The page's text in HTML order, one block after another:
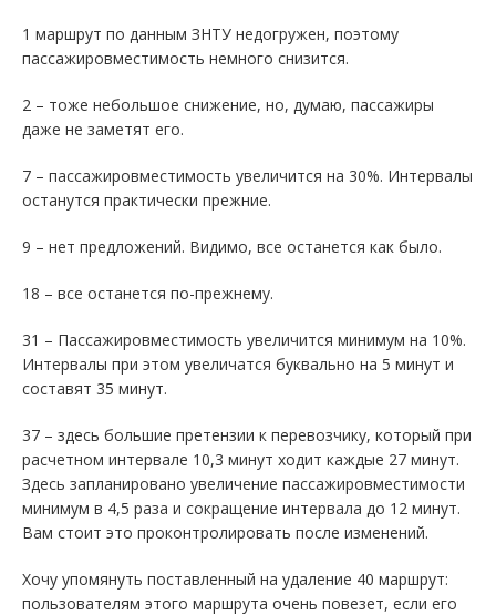
1 маршрут по данным ЗНТУ недогружен, поэтому
пассажировместимость немного снизится.
2 – тоже небольшое снижение, но, думаю, пассажиры
даже не заметят его.
7 – пассажировместимость увеличится на 30%. Интервалы
останутся практически прежние.
9 – нет предложений. Видимо, все останется как было.
18 – все останется по-прежнему.
31 – Пассажировместимость увеличится минимум на 10%.
Интервалы при этом увеличатся буквально на 5 минут и
составят 35 минут.
37 – здесь большие претензии к перевозчику, который при
расчетном интервале 10,3 минут ходит каждые 27 минут.
Здесь запланировано увеличение пассажировместимости
минимум в 4,5 раза и сокращение интервала до 12 минут.
Вам стоит это проконтролировать после изменений.
Хочу упомянуть поставленный на удаление 40 маршрут:
пользователям этого маршрута очень повезет, если его